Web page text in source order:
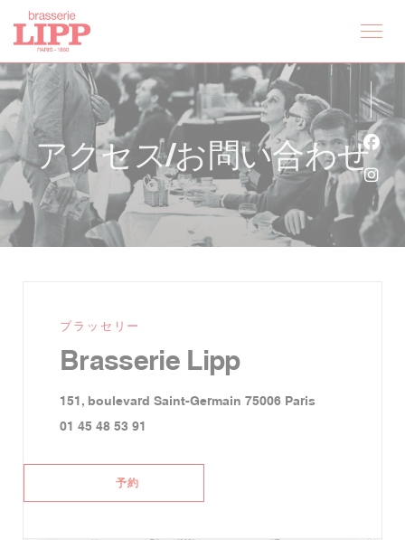
クッキー利用の管理について
アクセス/お問い合わせ
ブラッセリー
Brasserie Lipp
151, boulevard Saint-Germain 75006 Paris
01 45 48 53 91
予約